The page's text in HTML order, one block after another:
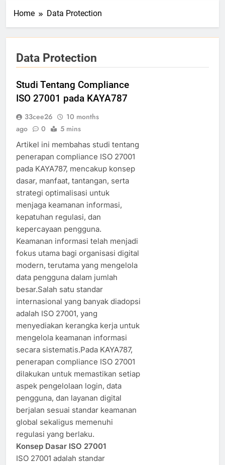
Home Data Protection
Data Protection
Studi Tentang Compliance
ISO 27001 pada KAYA787
33cee26
10 months
ago
0 5 mins
Artikel ini membahas studi tentang
penerapan compliance ISO 27001
pada KAYA787, mencakup konsep
dasar, manfaat, tantangan, serta
strategi optimalisasi untuk
menjaga keamanan informasi,
kepatuhan regulasi, dan
kepercayaan pengguna.
Keamanan informasi telah menjadi
fokus utama bagi organisasi digital
modern, terutama yang mengelola
data pengguna dalam jumlah
besar.Salah satu standar
internasional yang banyak diadopsi
adalah ISO 27001, yang
menyediakan kerangka kerja untuk
mengelola keamanan informasi
secara sistematis.Pada KAYA787,
penerapan compliance ISO 27001
dilakukan untuk memastikan setiap
aspek pengelolaan login, data
pengguna, dan layanan digital
berjalan sesuai standar keamanan
global sekaligus memenuhi
regulasi yang berlaku.
Konsep Dasar ISO 27001
ISO 27001 adalah standar